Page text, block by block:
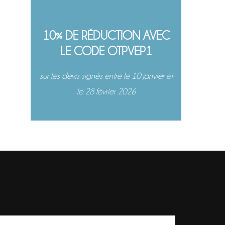
10% DE RÉDUCTION AVEC
LE CODE OTPVEP1
sur les devis signés entre le 10 janvier et
le 28 février 2026